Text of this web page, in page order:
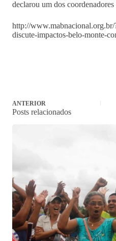
declarou um dos
http://
discute-impactos-belo-monte-
ANTERIOR
Posts relacionados